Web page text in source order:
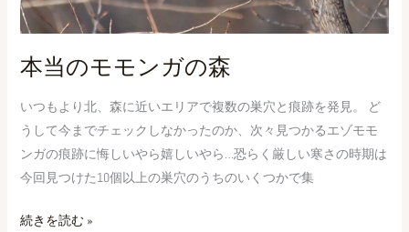
本当のモモンガの森
いつもより北、森に近いエリアで複数の巣穴と痕跡を発見。 ど
うして今までチェックしなかったのか、次々見つかるエゾモモ
ンガの痕跡に悔しいやら嬉しいやら…恐らく厳しい寒さの時期は
今回見つけた10個以上の巣穴のうちのいくつかで集
続きを読む »